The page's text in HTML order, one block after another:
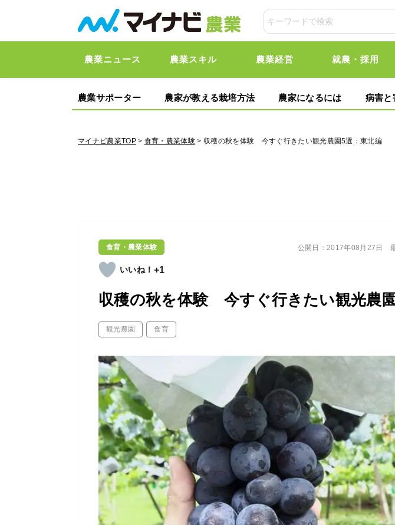
農業ニュース 農業スキル 農業経営 就農・採用
農業サポーター 農家が教える栽培方法 農家になるには 病害と
マイナビ農業TOP> 食育・農業体験 > 収穫の秋を体験 今すぐ行きたい観光農園5選：東北編
食育・農業体験
+1
収穫の秋を体験 今すぐ行きたい観光農
観光農園 食育
公開日：2017年08月27日